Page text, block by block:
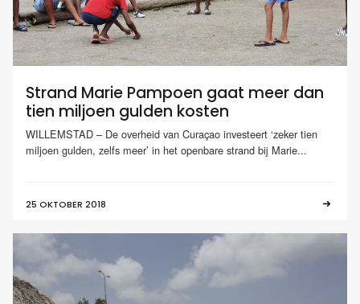
Strand Marie Pampoen gaat meer dan
tien miljoen gulden kosten
WILLEMSTAD – De overheid van Curaçao investeert ‘zeker tien
miljoen gulden, zelfs meer’ in het openbare strand bij Marie...
25 OKTOBER 2018